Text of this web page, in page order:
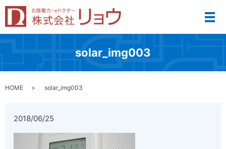
メ
solar_img003
HOME solar_img003
2018/06/25